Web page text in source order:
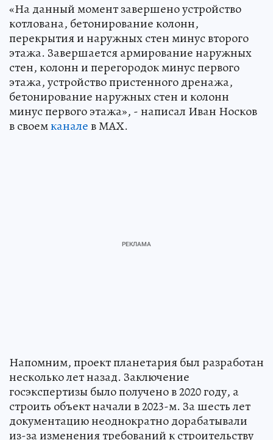
«На данный момент завершено устройство
котлована, бетонирование колонн,
перекрытия и наружных стен минус второго
этажа. Завершается армирование наружных
стен, колонн и перегородок минус первого
этажа, устройство пристенного дренажа,
бетонирование наружных стен и колонн
минус первого этажа», - написал Иван Носков
в своемканалев МАХ.
Напомним, проект планетария был разработан
несколько лет назад. Заключение
госэкспертизы было получено в 2020 году, а
строить объект начали в 2023-м. За шесть лет
документацию неоднократно дорабатывали
из-за изменения требований к строительству